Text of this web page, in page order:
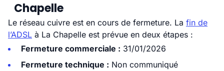
Chapelle
Le réseau cuivre est en cours de fermeture. La fin de
l’ADSL à La Chapelle est prévue en deux étapes :
Fermeture commerciale : 31/01/2026
Fermeture technique : Non communiqué